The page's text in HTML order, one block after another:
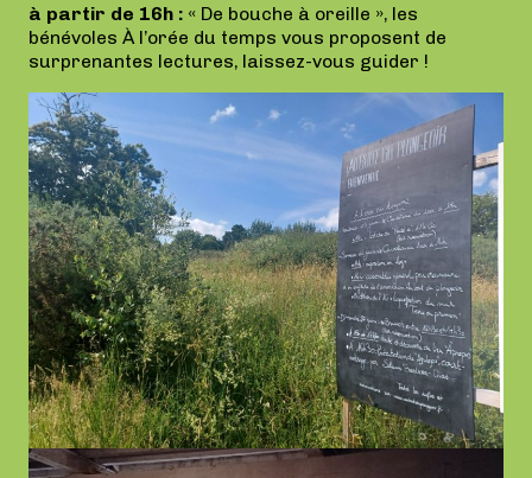
à partir de 16h : « De bouche à oreille », les
bénévoles À l’orée du temps vous proposent de
surprenantes lectures, laissez-vous guider !